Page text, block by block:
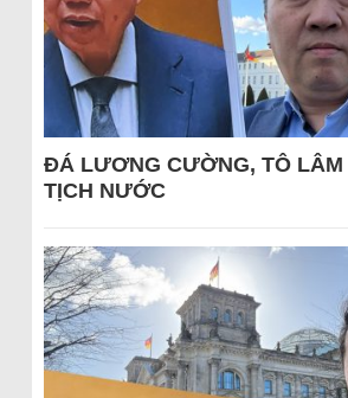
ĐÁ LƯƠNG CƯỜNG, TÔ LÂM
TỊCH NƯỚC